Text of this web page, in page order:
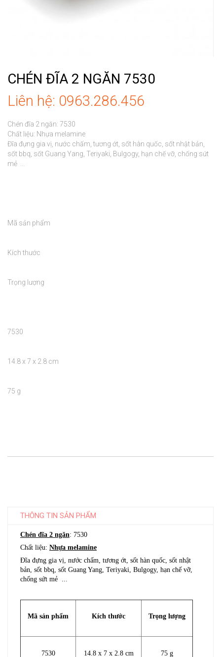
CHÉN ĐĨA 2 NGĂN 7530
Liên hệ: 0963.286.456
Chén đĩa 2 ngăn: 7530
Chất liệu: Nhựa melamine
Đĩa đựng gia vị, nước chấm, tương ớt, sốt hàn quốc, sốt nhật bản,
sốt bbq, sốt Guang Yang, Teriyaki, Bulgogy, hạn chế vỡ, chống sứt
mẻ  ...
Mã sản phẩm
Kích thước
Trọng lượng
7530
14.8 x 7 x 2.8 cm
75 g
THÔNG TIN SẢN PHẨM
Chén đĩa 2 ngăn: 7530
Chất liệu: Nhựa melamine
Đĩa đựng gia vị, nước chấm, tương ớt, sốt hàn quốc, sốt nhật
bản, sốt bbq, sốt Guang Yang, Teriyaki, Bulgogy, hạn chế vỡ,
chống sứt mẻ ...
Mã sản phẩm Kích thước Trọng lượng
7530 14.8 x 7 x 2.8 cm 75 g